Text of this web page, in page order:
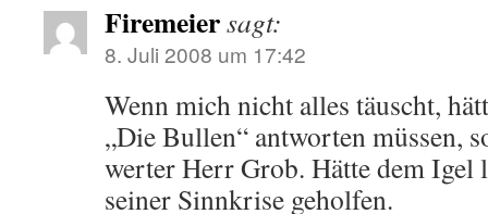
Firemeiersagt:
8. Juli 2008 um 17:42
Wenn mich nicht alles täuscht,
„Die Bullen“ antworten müssen,
werter Herr Grob. Hätte dem Igel
seiner Sinnkrise geholfen.